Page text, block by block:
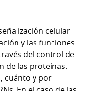
celular
y las funciones
del control de
de las proteínas.
cuánto y por